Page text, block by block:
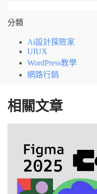
分類
Ai設計探險家
UIUX
WordPress教學
網路行銷
相關文章